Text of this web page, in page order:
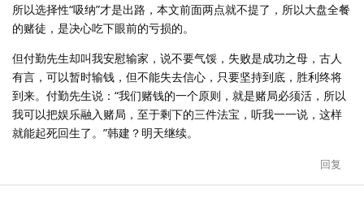
所以选择性“吸纳”才是出路，本文前面两点就不提了，所以大盘全餐
的赌徒，是决心吃下眼前的亏损的。
但付勤先生却叫我安慰输家，说不要气馁，失败是成功之母，古人
有言，可以暂时输钱，但不能失去信心，只要坚持到底，胜利终将
到来。付勤先生说：“我们赌钱的一个原则，就是赌局必须活，所以
我可以把娱乐融入赌局，至于剩下的三件法宝，听我一一说，这样
就能起死回生了。”韩建？明天继续。
回复